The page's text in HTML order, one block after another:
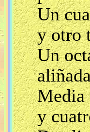
Un
y otro
Un
Media
y